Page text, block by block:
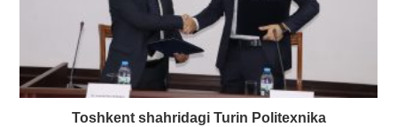
Toshkent shahridagi Turin Politexnika